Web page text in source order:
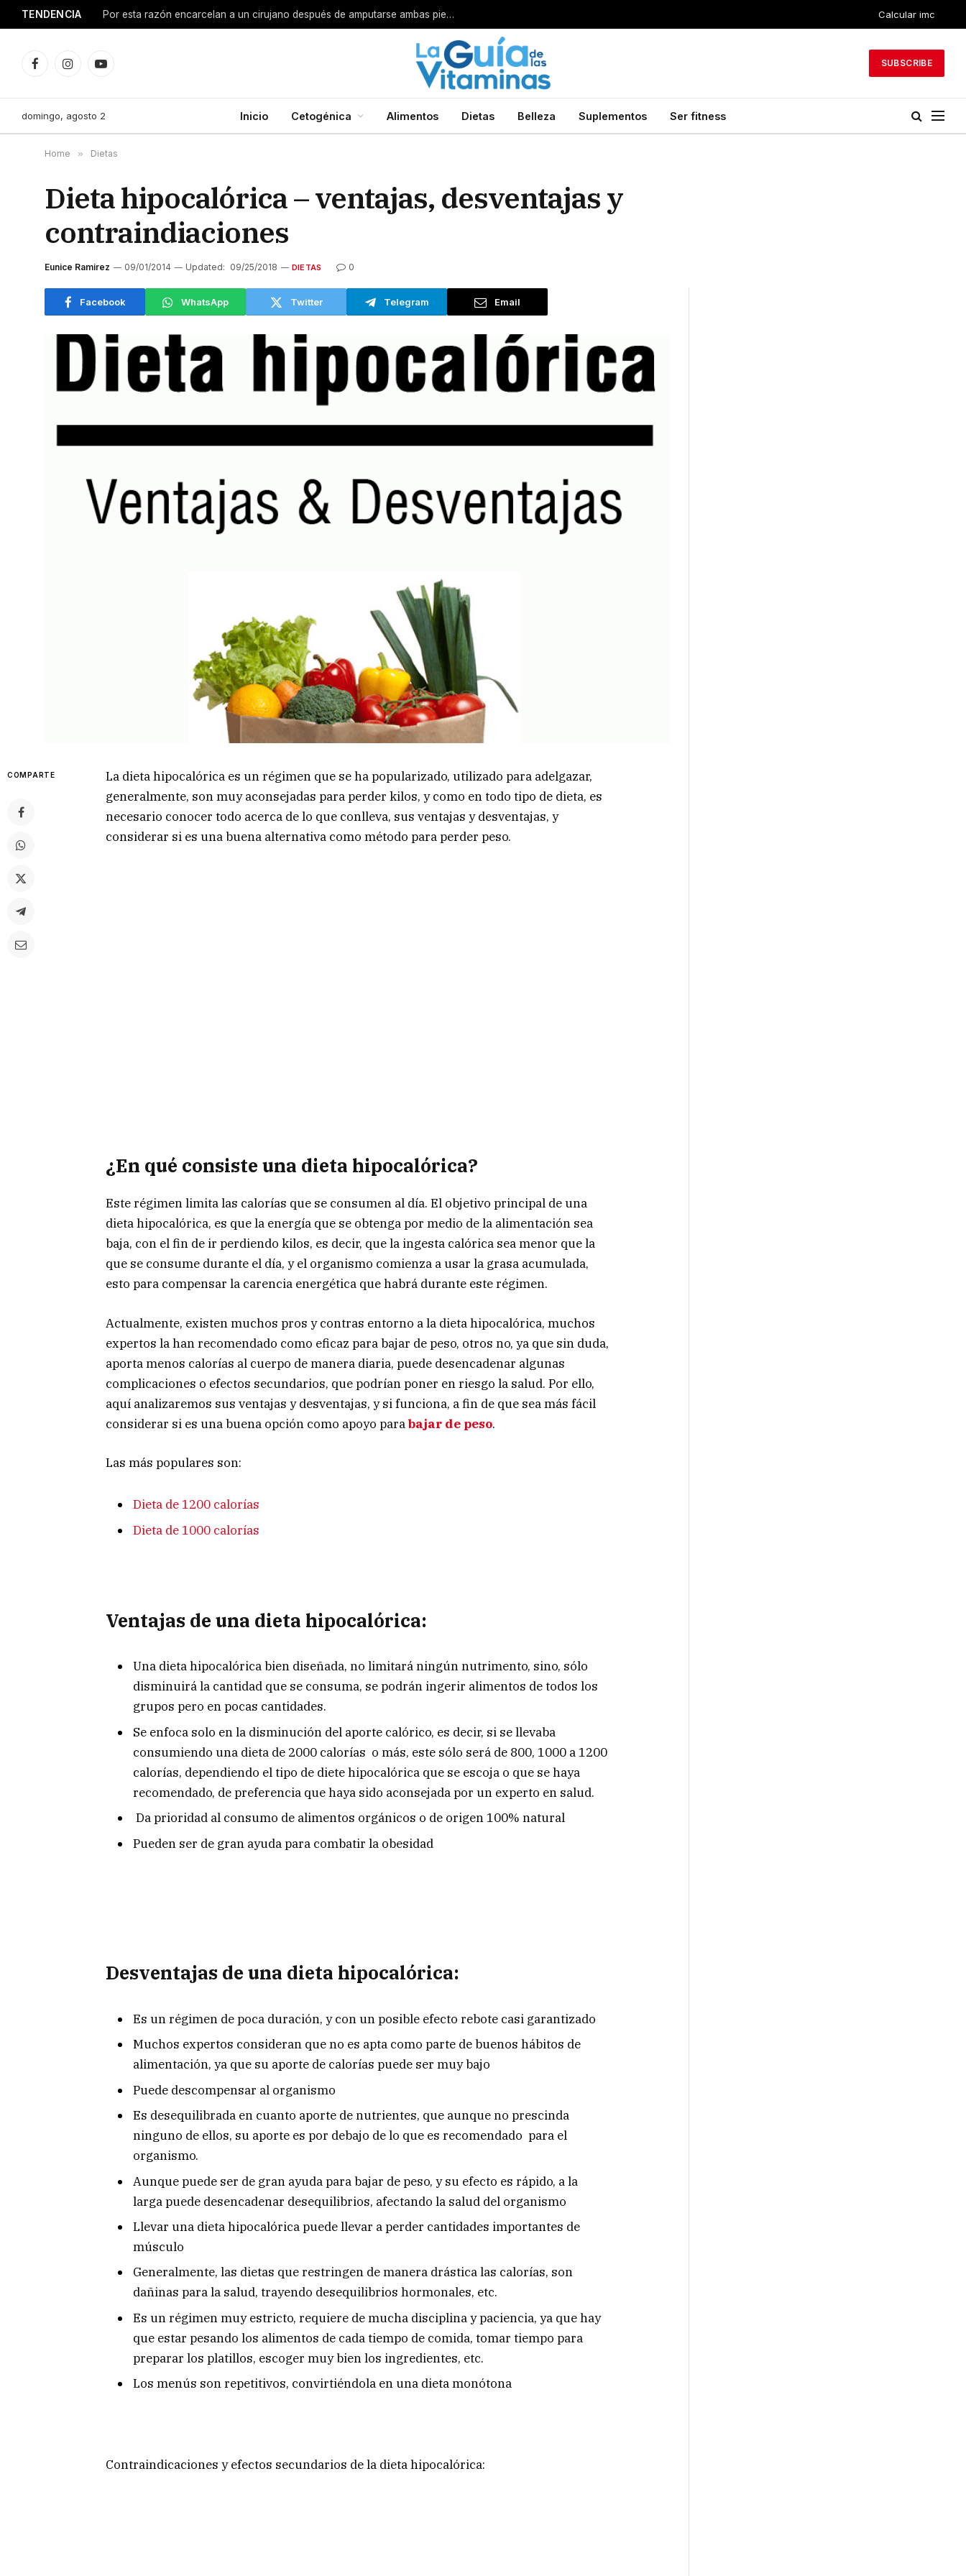
TENDENCIA Por esta razón encarcelan a un cirujano después de amputarse ambas piernas Calcular imc
FacebookInstagramYouTube
SUBSCRIBE
domingo, agosto 2 Inicio Cetogénica Alimentos Dietas Belleza Suplementos Ser fitness
Home » Dietas
Dieta hipocalórica – ventajas, desventajas y
contraindiaciones
Eunice Ramirez 09/01/2014 Updated: 09/25/2018 DIETAS 0
Facebook WhatsApp Twitter Telegram Email
COMPARTE
La dieta hipocalórica es un régimen que se ha popularizado, utilizado para adelgazar,
generalmente, son muy aconsejadas para perder kilos, y como en todo tipo de dieta, es
necesario conocer todo acerca de lo que conlleva, sus ventajas y desventajas, y
considerar si es una buena alternativa como método para perder peso.
¿En qué consiste una dieta hipocalórica?
Este régimen limita las calorías que se consumen al día. El objetivo principal de una
dieta hipocalórica, es que la energía que se obtenga por medio de la alimentación sea
baja, con el fin de ir perdiendo kilos, es decir, que la ingesta calórica sea menor que la
que se consume durante el día, y el organismo comienza a usar la grasa acumulada,
esto para compensar la carencia energética que habrá durante este régimen.
Actualmente, existen muchos pros y contras entorno a la dieta hipocalórica, muchos
expertos la han recomendado como eficaz para bajar de peso, otros no, ya que sin duda,
aporta menos calorías al cuerpo de manera diaria, puede desencadenar algunas
complicaciones o efectos secundarios, que podrían poner en riesgo la salud. Por ello,
aquí analizaremos sus ventajas y desventajas, y si funciona, a fin de que sea más fácil
considerar si es una buena opción como apoyo parabajar de peso.
Las más populares son:
Dieta de 1200 calorías
Dieta de 1000 calorías
Ventajas de una dieta hipocalórica:
Una dieta hipocalórica bien diseñada, no limitará ningún nutrimento, sino, sólo
disminuirá la cantidad que se consuma, se podrán ingerir alimentos de todos los
grupos pero en pocas cantidades.
Se enfoca solo en la disminución del aporte calórico, es decir, si se llevaba
consumiendo una dieta de 2000 calorías o más, este sólo será de 800, 1000 a 1200
calorías, dependiendo el tipo de diete hipocalórica que se escoja o que se haya
recomendado, de preferencia que haya sido aconsejada por un experto en salud.
Da prioridad al consumo de alimentos orgánicos o de origen 100% natural
Pueden ser de gran ayuda para combatir la obesidad
Desventajas de una dieta hipocalórica:
Es un régimen de poca duración, y con un posible efecto rebote casi garantizado
Muchos expertos consideran que no es apta como parte de buenos hábitos de
alimentación, ya que su aporte de calorías puede ser muy bajo
Puede descompensar al organismo
Es desequilibrada en cuanto aporte de nutrientes, que aunque no prescinda
ninguno de ellos, su aporte es por debajo de lo que es recomendado para el
organismo.
Aunque puede ser de gran ayuda para bajar de peso, y su efecto es rápido, a la
larga puede desencadenar desequilibrios, afectando la salud del organismo
Llevar una dieta hipocalórica puede llevar a perder cantidades importantes de
músculo
Generalmente, las dietas que restringen de manera drástica las calorías, son
dañinas para la salud, trayendo desequilibrios hormonales, etc.
Es un régimen muy estricto, requiere de mucha disciplina y paciencia, ya que hay
que estar pesando los alimentos de cada tiempo de comida, tomar tiempo para
preparar los platillos, escoger muy bien los ingredientes, etc.
Los menús son repetitivos, convirtiéndola en una dieta monótona
Contraindicaciones y efectos secundarios de la dieta hipocalórica: